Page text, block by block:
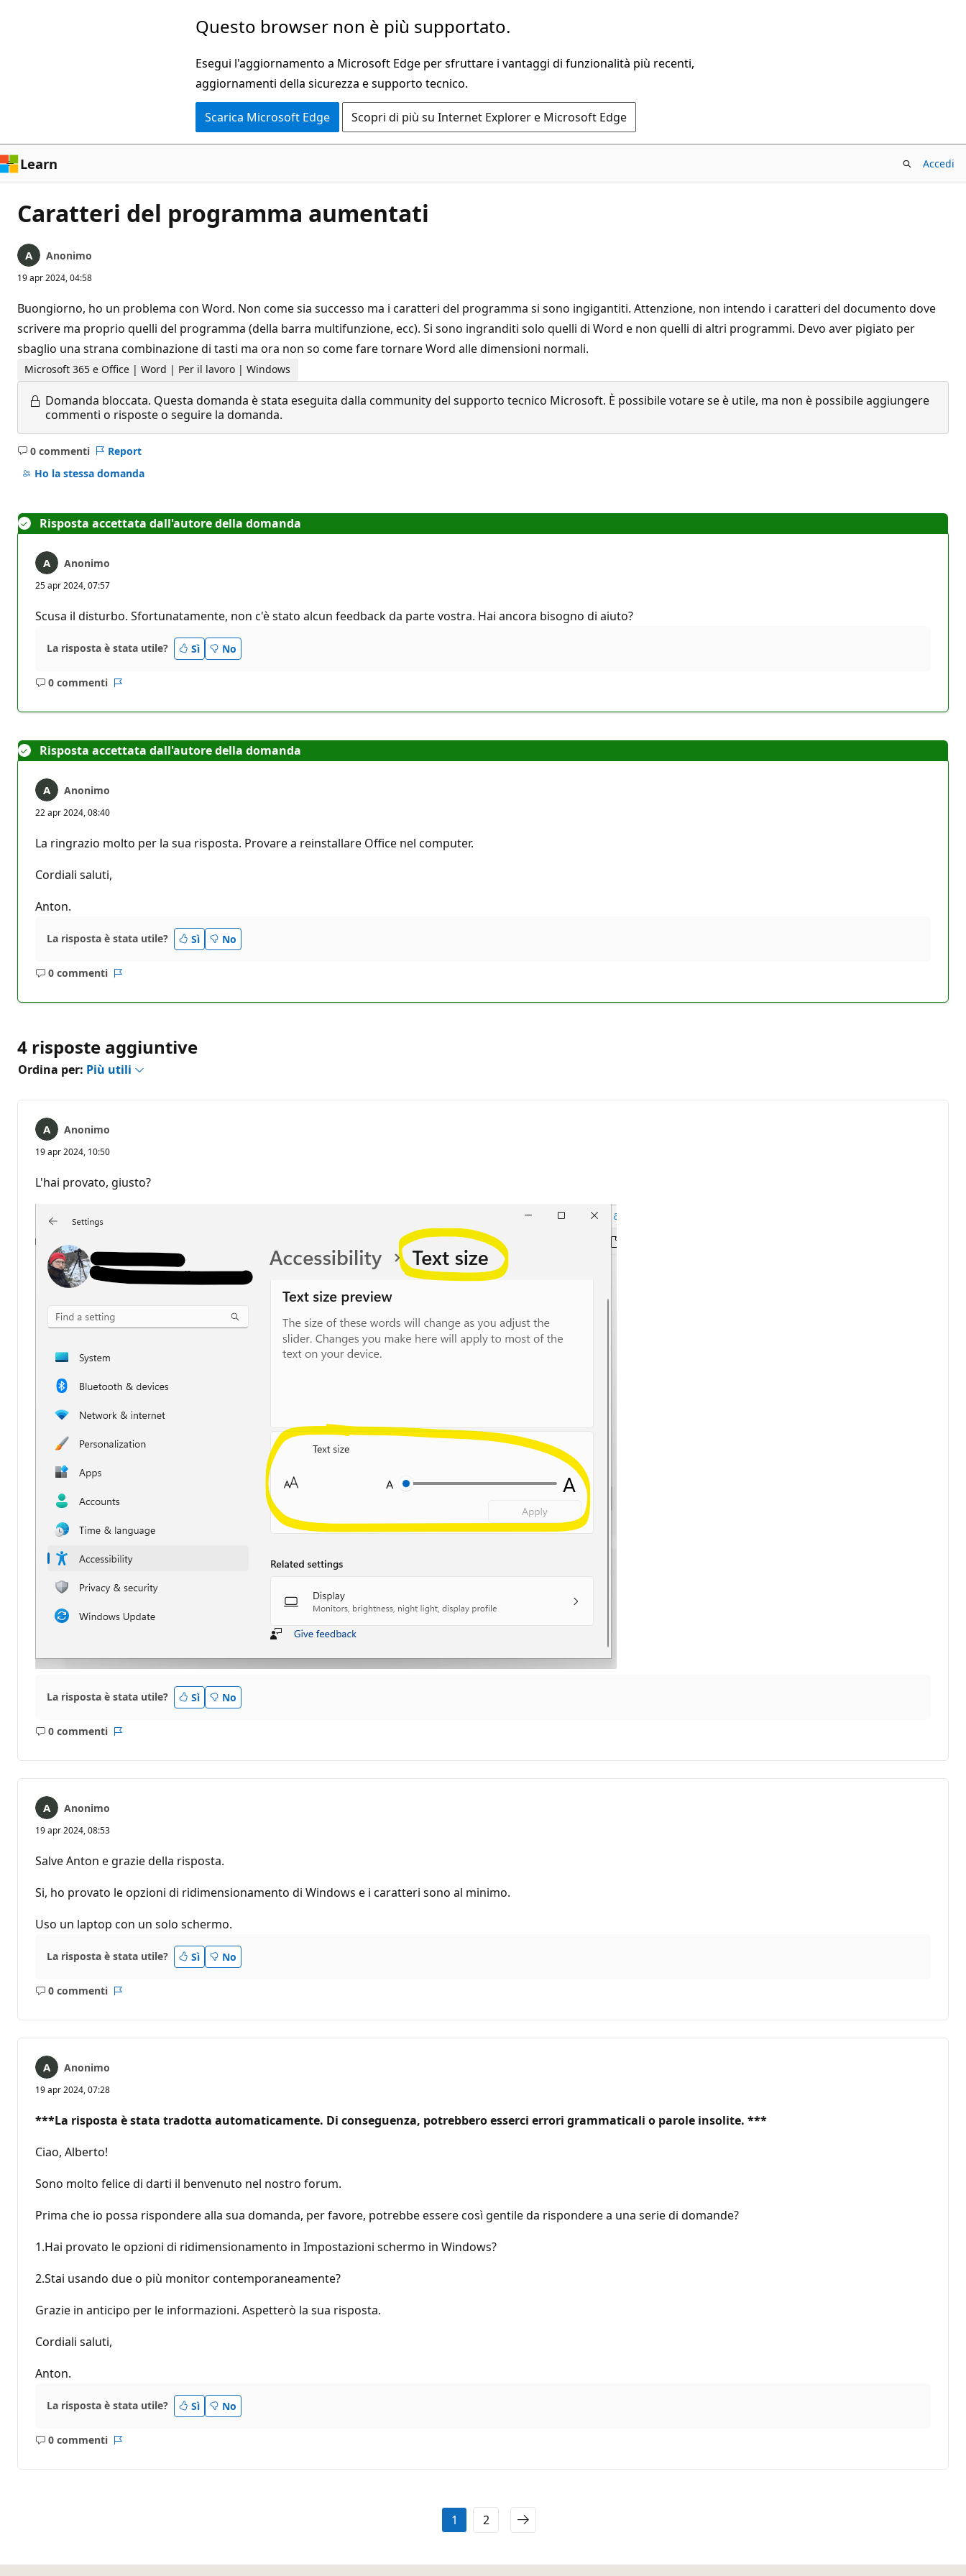
Questo browser non è più supportato.
Esegui l'aggiornamento a Microsoft Edge per sfruttare i vantaggi di funzionalità più recenti,
aggiornamenti della sicurezza e supporto tecnico.
Scarica Microsoft Edge Scopri di più su Internet Explorer e Microsoft Edge
Learn Accedi
Caratteri del programma aumentati
Anonimo
19 apr 2024, 04:58
Buongiorno, ho un problema con Word. Non come sia successo ma i caratteri del programma si sono ingigantiti. Attenzione, non intendo i caratteri del documento dove
scrivere ma proprio quelli del programma (della barra multifunzione, ecc). Si sono ingranditi solo quelli di Word e non quelli di altri programmi. Devo aver pigiato per
sbaglio una strana combinazione di tasti ma ora non so come fare tornare Word alle dimensioni normali.
Microsoft 365 e Office | Word | Per il lavoro | Windows
Domanda bloccata. Questa domanda è stata eseguita dalla community del supporto tecnico Microsoft. È possibile votare se è utile, ma non è possibile aggiungere
commenti o risposte o seguire la domanda.
0 commenti
Nessun
commento
Report
Ho la stessa domanda
Risposta accettata dall'autore della domanda
Anonimo
25 apr 2024, 07:57
Scusa il disturbo. Sfortunatamente, non c'è stato alcun feedback da parte vostra. Hai ancora bisogno di aiuto?
La risposta è stata utile? Sì No
0 commenti
Nessun
Risposta accettata dall'autore della domanda
Anonimo
22 apr 2024, 08:40
La ringrazio molto per la sua risposta. Provare a reinstallare Office nel computer.
Cordiali saluti,
Anton.
La risposta è stata utile? Sì No
0 commenti
Nessun
4 risposte aggiuntive
Ordina per: Più utili
Anonimo
19 apr 2024, 10:50
L'hai provato, giusto?
La risposta è stata utile? Sì No
0 commenti
Nessun
Anonimo
19 apr 2024, 08:53
Salve Anton e grazie della risposta.
Si, ho provato le opzioni di ridimensionamento di Windows e i caratteri sono al minimo.
Uso un laptop con un solo schermo.
La risposta è stata utile? Sì No
0 commenti
Nessun
Anonimo
19 apr 2024, 07:28
***La risposta è stata tradotta automaticamente. Di conseguenza, potrebbero esserci errori grammaticali o parole insolite. ***
Ciao, Alberto!
Sono molto felice di darti il benvenuto nel nostro forum.
Prima che io possa rispondere alla sua domanda, per favore, potrebbe essere così gentile da rispondere a una serie di domande?
1.Hai provato le opzioni di ridimensionamento in Impostazioni schermo in Windows?
2.Stai usando due o più monitor contemporaneamente?
Grazie in anticipo per le informazioni. Aspetterò la sua risposta.
Cordiali saluti,
Anton.
La risposta è stata utile? Sì No
0 commenti
Nessun
1 2